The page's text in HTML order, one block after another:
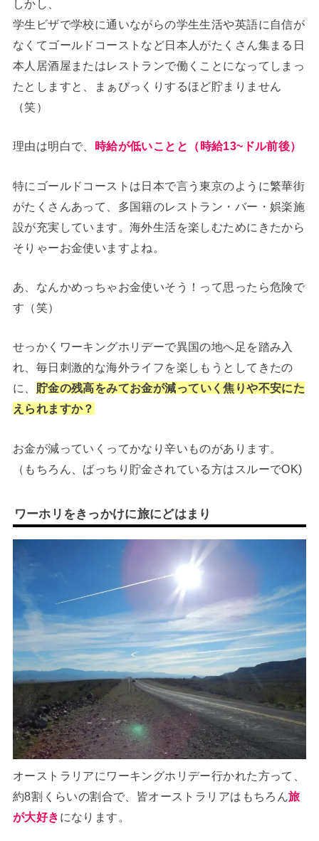
しかし、
学生ビザで学校に通いながらの学生生活や英語に自信が
なくてゴールドコーストなど日本人がたくさん集まる日
本人居酒屋またはレストランで働くことになってしまっ
たとしますと、まぁびっくりするほど貯まりません
（笑）
理由は明白で、 時給が低いことと（時給13~ドル前後）
特にゴールドコーストは日本で言う東京のように繁華街
がたくさんあって、多国籍のレストラン・バー・娯楽施
設が充実しています。海外生活を楽しむためにきたから
そりゃーお金使いますよね。
あ、なんかめっちゃお金使いそう！って思ったら危険で
す（笑）
せっかくワーキングホリデーで異国の地へ足を踏み入
れ、毎日刺激的な海外ライフを楽しもうとしてきたの
に、 貯金の残高をみてお金が減っていく焦りや不安にた
えられますか？
お金が減っていくってかなり辛いものがあります。
（もちろん、ばっちり貯金されている方はスルーでOK)
ワーホリをきっかけに旅にどはまり
オーストラリアにワーキングホリデー行かれた方って、
約8割くらいの割合で、皆オーストラリアはもちろん旅
が大好き になります。